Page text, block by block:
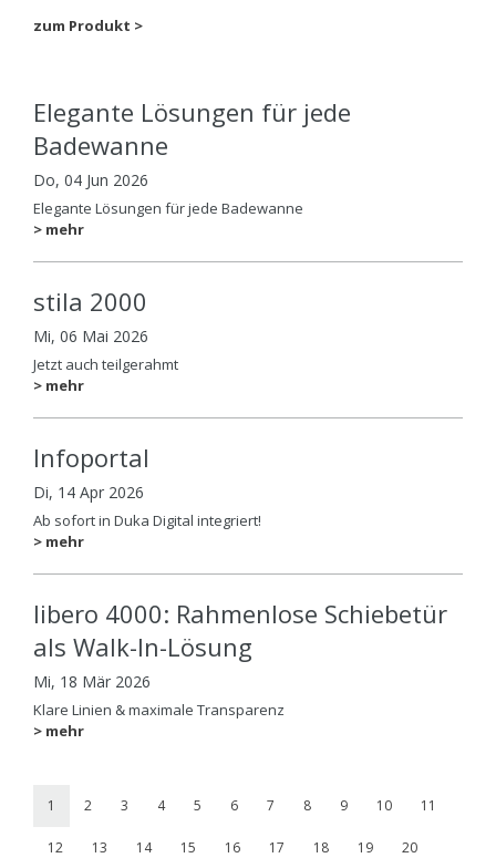
zum Produkt >
Elegante Lösungen für jede
Badewanne
Do, 04 Jun 2026
Elegante Lösungen für jede Badewanne
> mehr
stila 2000
Mi, 06 Mai 2026
Jetzt auch teilgerahmt
> mehr
Infoportal
Di, 14 Apr 2026
Ab sofort in Duka Digital integriert!
> mehr
libero 4000: Rahmenlose Schiebetür
als Walk-In-Lösung
Mi, 18 Mär 2026
Klare Linien & maximale Transparenz
> mehr
1 2 3 4 5 6 7 8 9 10 11
12 13 14 15 16 17 18 19 20